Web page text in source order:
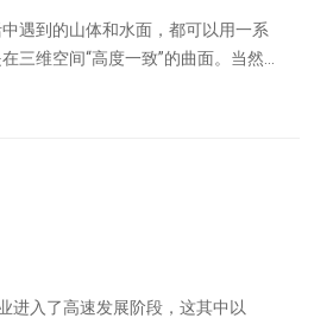
遇到的山体和水面，都可以用一系
三维空间“高度一致”的曲面。当然
进入了高速发展阶段，这其中以